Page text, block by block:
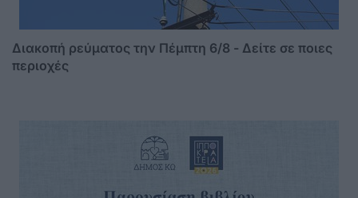
Διακοπή ρεύματος την Πέμπτη 6/8 - Δείτε σε ποιες
περιοχές